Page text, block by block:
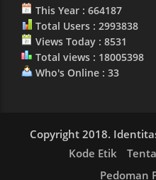
This Year : 664187
Total Users : 2993838
Views Today : 8531
Total views : 18005398
Who's Online : 33
Copyright 2018.
Kode Etik
Pedoman